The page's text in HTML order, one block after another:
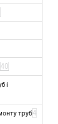
40
і
труб4